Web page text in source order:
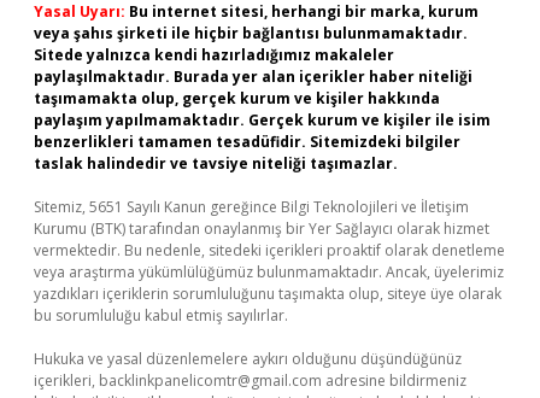
Yasal Uyarı: Bu internet sitesi, herhangi bir marka, kurum
veya şahıs şirketi ile hiçbir bağlantısı bulunmamaktadır.
Sitede yalnızca kendi hazırladığımız makaleler
paylaşılmaktadır. Burada yer alan içerikler haber niteliği
taşımamakta olup, gerçek kurum ve kişiler hakkında
paylaşım yapılmamaktadır. Gerçek kurum ve kişiler ile isim
benzerlikleri tamamen tesadüfidir. Sitemizdeki bilgiler
taslak halindedir ve tavsiye niteliği taşımazlar.
Sitemiz, 5651 Sayılı Kanun gereğince Bilgi Teknolojileri ve İletişim
Kurumu (BTK) tarafından onaylanmış bir Yer Sağlayıcı olarak hizmet
vermektedir. Bu nedenle, sitedeki içerikleri proaktif olarak denetleme
veya araştırma yükümlülüğümüz bulunmamaktadır. Ancak, üyelerimiz
yazdıkları içeriklerin sorumluluğunu taşımakta olup, siteye üye olarak
bu sorumluluğu kabul etmiş sayılırlar.
Hukuka ve yasal düzenlemelere aykırı olduğunu düşündüğünüz
içerikleri, backlinkpanelicomtr@gmail.com adresine bildirmeniz